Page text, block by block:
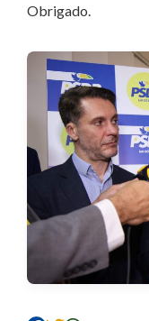
Obrigado.